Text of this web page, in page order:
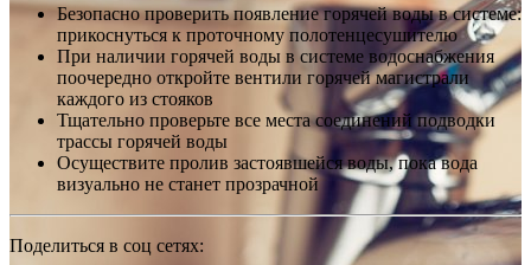
Безопасно проверить появление горячей воды в системе:
прикоснуться к проточному полотенцесушителю
При наличии горячей воды в системе водоснабжения
поочередно откройте вентили горячей магистрали
каждого из стояков
Тщательно проверьте все места соединений подводки
трассы горячей воды
Осуществите пролив застоявшейся воды, пока вода
визуально не станет прозрачной
Поделиться в соц сетях: